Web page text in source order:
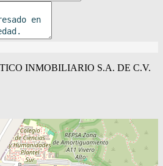
INMOBILIARIO S.A. DE C.V.